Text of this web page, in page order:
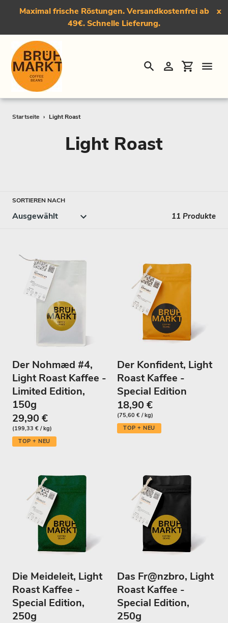
Direkt
Maximal frische Röstungen. Versandkostenfrei ab
49€. Schnelle Lieferung.
x
SuchenEinloggen
Startseite › Light Roast
S
m
:
Light Roast
SORTIEREN NACH
11 Produkte
Der Nohmæd #4,
Light Roast Kaffee -
Limited Edition,
150g
29,90 €
(199,33 € / kg)
TOP + NEU
Der Konfident, Light
Roast Kaffee -
Special Edition
18,90 €
(75,60 € / kg)
TOP + NEU
Die Meideleit, Light
Roast Kaffee -
Special Edition,
250g
Das Fr@nzbro, Light
Roast Kaffee -
Special Edition,
250g